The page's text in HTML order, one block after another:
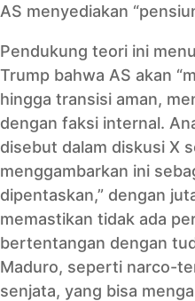
AS menyediakan
Pendukung teori ini
Trump bahwa AS akan
hingga transisi aman,
dengan faksi internal.
disebut dalam diskusi X
menggambarkan ini
dipentaskan,” dengan
memastikan tidak ada
bertentangan dengan
Maduro, seperti narco-
senjata, yang bisa